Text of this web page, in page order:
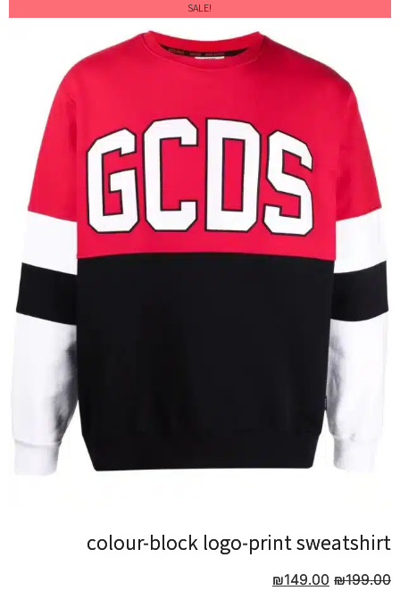
!SALE
colour-block logo-print sweatshirt
₪199.00
₪149.00
!SALE
colour-block logo-print sweatshirt
₪199.00
₪149.00